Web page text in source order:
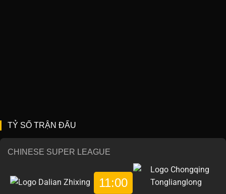
TỶ SỐ TRẬN ĐẤU
CHINESE SUPER LEAGUE
11:00